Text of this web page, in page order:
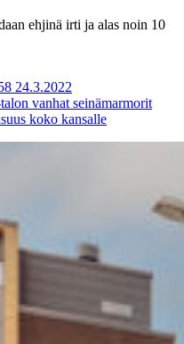
ehjinä irti ja alas noin 10
24.3.2022
vanhat seinämarmorit
koko kansalle